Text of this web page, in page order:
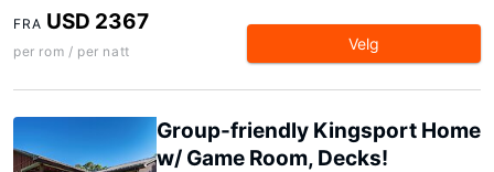
FRA USD 2367
per rom / per natt Velg
Group-friendly Kingsport Home
w/ Game Room, Decks!